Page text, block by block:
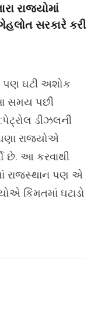
રાજ્યોમાં
સરકારે કરી
પણ ઘટી અશોક
સમય પછી
ડીઝલની
રાજ્યોએ
છે. આ કરવાથી
રાજસ્થાન પણ એ
કિંમતમાં ઘટાડો